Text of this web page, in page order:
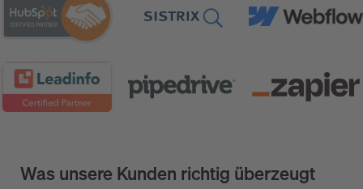
Was unsere Kunden richtig überzeugt